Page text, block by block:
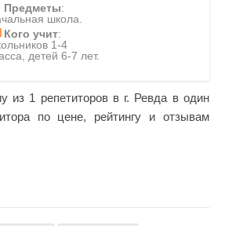
Предметы:
школа.
Кого учит:
1-4
детей 6-7 лет.
из 1 репетиторов в г. Ревда в один
по цене, рейтингу и отзывам